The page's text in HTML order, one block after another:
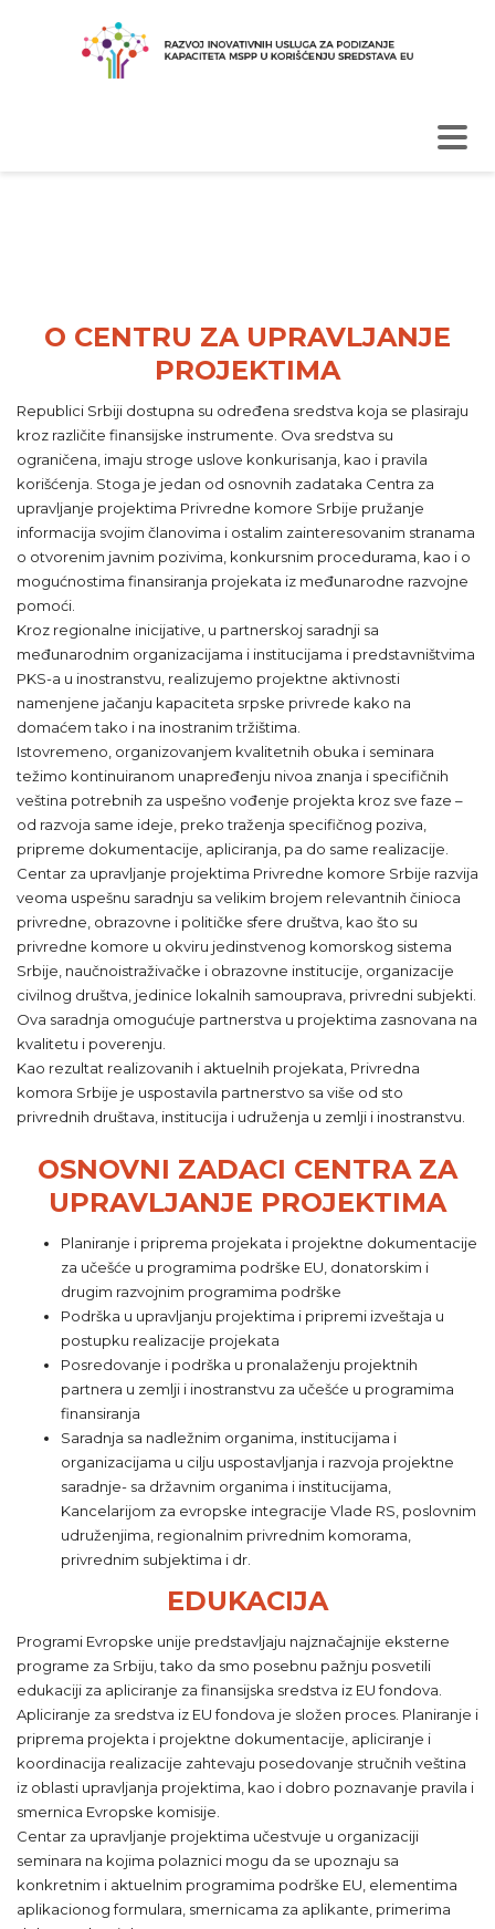
O CENTRU ZA UPRAVLJANJE
PROJEKTIMA
Republici Srbiji dostupna su određena sredstva koja se plasiraju
kroz različite finansijske instrumente. Ova sredstva su
ograničena, imaju stroge uslove konkurisanja, kao i pravila
korišćenja. Stoga je jedan od osnovnih zadataka Centra za
upravljanje projektima Privredne komore Srbije pružanje
informacija svojim članovima i ostalim zainteresovanim stranama
o otvorenim javnim pozivima, konkursnim procedurama, kao i o
mogućnostima finansiranja projekata iz međunarodne razvojne
pomoći.
Kroz regionalne inicijative, u partnerskoj saradnji sa
međunarodnim organizacijama i institucijama i predstavništvima
PKS-a u inostranstvu, realizujemo projektne aktivnosti
namenjene jačanju kapaciteta srpske privrede kako na
domaćem tako i na inostranim tržištima.
Istovremeno, organizovanjem kvalitetnih obuka i seminara
težimo kontinuiranom unapređenju nivoa znanja i specifičnih
veština potrebnih za uspešno vođenje projekta kroz sve faze –
od razvoja same ideje, preko traženja specifičnog poziva,
pripreme dokumentacije, apliciranja, pa do same realizacije.
Centar za upravljanje projektima Privredne komore Srbije razvija
veoma uspešnu saradnju sa velikim brojem relevantnih činioca
privredne, obrazovne i političke sfere društva, kao što su
privredne komore u okviru jedinstvenog komorskog sistema
Srbije, naučnoistraživačke i obrazovne institucije, organizacije
civilnog društva, jedinice lokalnih samouprava, privredni subjekti.
Ova saradnja omogućuje partnerstva u projektima zasnovana na
kvalitetu i poverenju.
Kao rezultat realizovanih i aktuelnih projekata, Privredna
komora Srbije je uspostavila partnerstvo sa više od sto
privrednih društava, institucija i udruženja u zemlji i inostranstvu.
OSNOVNI ZADACI CENTRA ZA
UPRAVLJANJE PROJEKTIMA
Planiranje i priprema projekata i projektne dokumentacije
za učešće u programima podrške EU, donatorskim i
drugim razvojnim programima podrške
Podrška u upravljanju projektima i pripremi izveštaja u
postupku realizacije projekata
Posredovanje i podrška u pronalaženju projektnih
partnera u zemlji i inostranstvu za učešće u programima
finansiranja
Saradnja sa nadležnim organima, institucijama i
organizacijama u cilju uspostavljanja i razvoja projektne
saradnje- sa državnim organima i institucijama,
Kancelarijom za evropske integracije Vlade RS, poslovnim
udruženjima, regionalnim privrednim komorama,
privrednim subjektima i dr.
EDUKACIJA
Programi Evropske unije predstavljaju najznačajnije eksterne
programe za Srbiju, tako da smo posebnu pažnju posvetili
edukaciji za apliciranje za finansijska sredstva iz EU fondova.
Apliciranje za sredstva iz EU fondova je složen proces. Planiranje i
priprema projekta i projektne dokumentacije, apliciranje i
koordinacija realizacije zahtevaju posedovanje stručnih veština
iz oblasti upravljanja projektima, kao i dobro poznavanje pravila i
smernica Evropske komisije.
Centar za upravljanje projektima učestvuje u organizaciji
seminara na kojima polaznici mogu da se upoznaju sa
konkretnim i aktuelnim programima podrške EU, elementima
aplikacionog formulara, smernicama za aplikante, primerima